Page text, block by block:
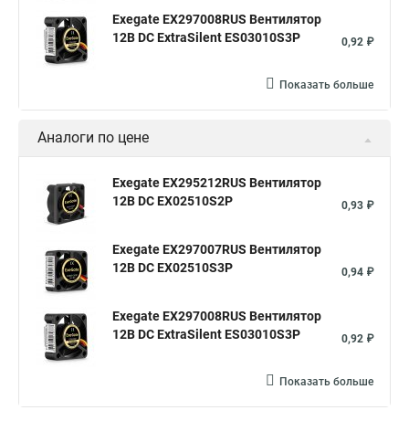
Exegate EX297008RUS Вентилятор
12В DC ExtraSilent ES03010S3P
0,92 ₽
Показать больше
Аналоги по цене
Exegate EX295212RUS Вентилятор
12В DC EX02510S2P
0,93 ₽
Exegate EX297007RUS Вентилятор
12В DC EX02510S3P
0,94 ₽
Exegate EX297008RUS Вентилятор
12В DC ExtraSilent ES03010S3P
0,92 ₽
Показать больше